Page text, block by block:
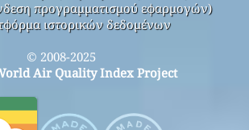
προγραμματισμού εφαρμογών)
ιστορικών δεδομένων
© 2008-2025
Air Quality Index Project